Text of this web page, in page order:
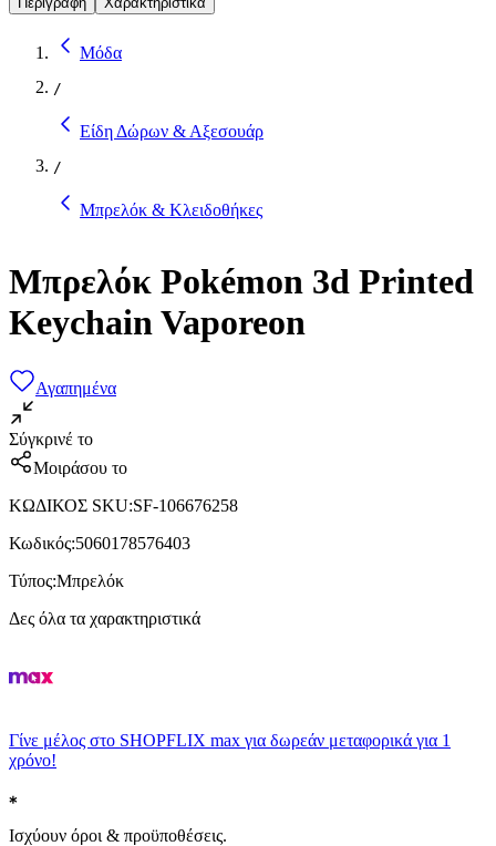
Μόδα
/
Είδη Δώρων & Αξεσουάρ
/
Μπρελόκ & Κλειδοθήκες
Μπρελόκ Pokémon 3d Printed
Keychain Vaporeon
Αγαπημένα
Σύγκρινέ το
Μοιράσου το
ΚΩΔΙΚΟΣ SKU:SF-106676258
Κωδικός:5060178576403
Τύπος:Μπρελόκ
Δες όλα τα χαρακτηριστικά
Γίνε μέλος στο SHOPFLIX max για δωρεάν μεταφορικά για 1
χρόνο!
Ισχύουν όροι & προϋποθέσεις.